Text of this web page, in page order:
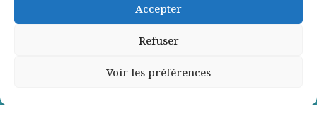
Accepter
Refuser
Voir les préférences